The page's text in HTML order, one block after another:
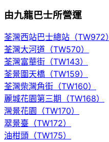
由九龍巴士所營運
荃灣西站巴士總站（TW972）
荃灣大河道（TW570）
荃灣富華街（TW143）
荃景圍天橋（TW159）
荃灣柴灣角街（TW160）
麗城花園第三期（TW168）
灣景花園（TW170）
翠景臺（TW172）
油柑頭（TW175）